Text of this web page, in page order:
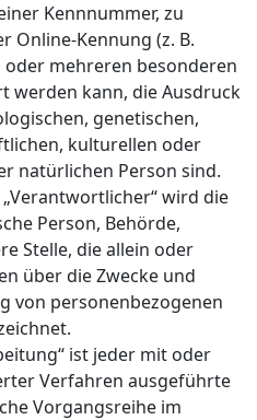
Kennnummer, zu
Online-Kennung (z. B.
oder mehreren besonderen
werden kann, die Ausdruck
genetischen,
kulturellen oder
natürlichen Person sind.
„Verantwortlicher“ wird die
Person, Behörde,
Stelle, die allein oder
über die Zwecke und
von personenbezogenen
ist jeder mit oder
Verfahren ausgeführte
Vorgangsreihe im